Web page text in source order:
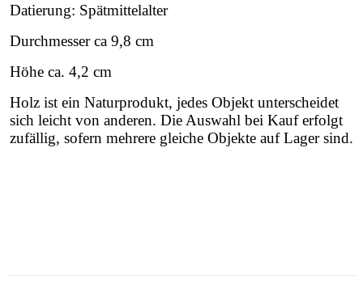
Datierung: Spätmittelalter
Durchmesser ca 9,8 cm
Höhe ca. 4,2 cm
Holz ist ein Naturprodukt, jedes Objekt unterscheidet
sich leicht von anderen. Die Auswahl bei Kauf erfolgt
zufällig, sofern mehrere gleiche Objekte auf Lager sind.